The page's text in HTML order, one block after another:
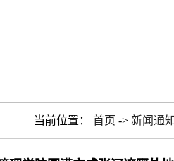
当前位置： 首页 -> 新闻通知